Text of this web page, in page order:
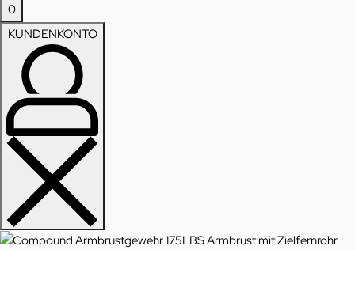
0
KUNDENKONTO